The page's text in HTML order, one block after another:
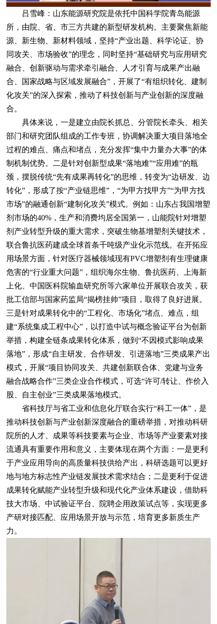
吕雪峰：山东能源研究院是依托中国科学院青岛能源
所，由院、省、市三方共建的新型研发机构。主要聚焦新能
源、新生物、新材料领域，坚持“产业出题、科学论证、协
同攻关、市场验收”的理念，同时坚持“基础研究与应用研究
融合、创新驱动与需求牵引融合、人才引育与成果产出融
合、国家战略与区域发展融合”，开展了“有组织转化、建制
化攻关”的深入探索，推动了科技创新与产业创新的深度融
合。
具体来说，一是建立由院长抓总、分管院长牵头、相关
部门和研究团队组成的工作专班，协调解决重大项目落地全
过程的难点、痛点和堵点，充分发挥“集中力量办大事”的体
制机制优势。二是针对创新型成果“落地难”“应用难”的瓶
颈，摆脱传统“先有成果再转化”的思维，转变为“边研发、边
转化”，形成了按“产业链思维”，“为甲方找甲方”“为甲方找
市场”的融通创新“建制化攻关”模式。例如：山东占我国增塑
剂市场的40%，生产和消费均居全国第一，山能院针对增塑
剂产业转型升级的重大需求，突破生物基增塑剂关键技术，
联合鲁抗医药建成全球首条千吨级产业化示范线。在开拓应
用场景方面，针对医疗器械领域现有PVC增塑剂有生理健康
危害的“行业重大问题”，组织海尔生物、鲁抗医药、上海新
上化、中国医科院输血研究所等六家单位开展联合攻关，获
批工信部与国家药监局“揭榜挂帅”项目，取得了良好进展。
三是针对成果转化中的“工程化、市场化”堵点、难点，组
建“系统集成工程中心”，以打造中试与概念验证平台为创新
举措，构建全链条成果转化体系，做到“不因模式影响成果
落地”，形成“自主研发、合作研发、引进落地”三类成果产出
模式，开展“项目协同攻关、共建创新联合体、党建与业务
融合战略合作”三类企业合作模式，可选“许可/转让、作价入
股、自主创业”三类成果落地模式。
省科技厅与省工业和信息化厅联合实行“科工一体”，是
推动科技创新与产业创新深度融合的重磅举措，对推动科研
院所的人才、成果等科技要素与企业、市场等产业要素对接
流通具有重要作用和意义，主要体现在两个方面：一是更利
于产业应用导向的高质量科技供给产出，科研选题可以更好
地与地方标志性产业链发展技术需求结合；二是更利于促进
成果转化赋能产业转型升级和现代化产业体系建设，借助科
技大市场、中试验证平台、院聘企用政策试点等，实现更多
产研对接匹配、应用场景开放与示范，培育更多新质生产
力。